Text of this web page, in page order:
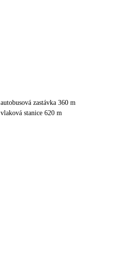
autobusová zastávka 360 m
vlaková stanice 620 m